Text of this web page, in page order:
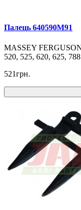
Палець 640590M91
MASSEY
520, 525, 620, 625,
521грн.